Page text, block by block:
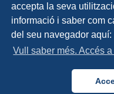
accepta la seva
informació i saber com
del seu navegador aquí:
Vull saber més. Accés